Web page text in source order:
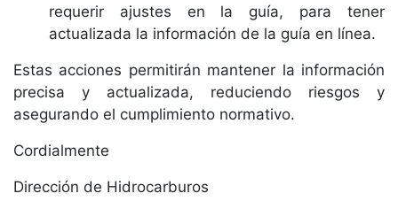
requerir ajustes en la guía, para tener
actualizada la información de la guía en línea.
Estas acciones permitirán mantener la información
precisa y actualizada, reduciendo riesgos y
asegurando el cumplimiento normativo.
Cordialmente
Dirección de Hidrocarburos